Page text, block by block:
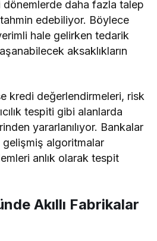
dönemlerde daha fazla talep
edebiliyor. Böylece
hale gelirken tedarik
aksaklıkların
kredi değerlendirmeleri, risk
tespiti gibi alanlarda
yararlanılıyor. Bankalar
gelişmiş algoritmalar
anlık olarak tespit
Akıllı Fabrikalar